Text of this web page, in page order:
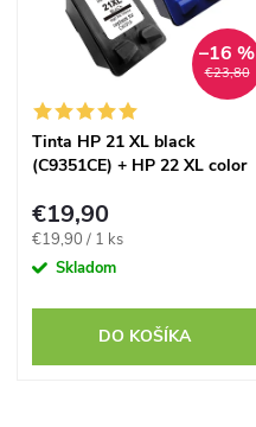
o
v
o
v
€23,80
–16 %
Tinta HP 21 XL black
(C9351CE) + HP 22 XL color
€19,90
Jednotková
cena:
€19,90 / 1 ks
Skladom
DO KOŠÍKA